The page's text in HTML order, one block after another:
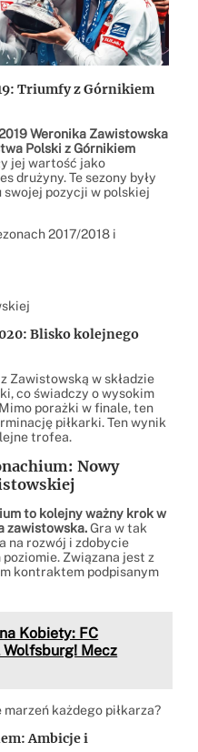
Triumfy z Górnikiem
Weronika Zawistowska
Polski z Górnikiem
jej wartość jako
drużyny. Te sezony były
swojej pozycji w polskiej
2017/2018 i
Blisko kolejnego
Zawistowską w składzie
co świadczy o wysokim
porażki w finale, ten
piłkarki. Ten wynik
trofea.
Nowy
to kolejny ważny krok w
zawistowska.Gra w tak
na rozwój i zdobycie
Związana jest z
kontraktem podpisanym
Kobiety: FC
Wolfsburg! Mecz
każdego piłkarza?
Ambicje i